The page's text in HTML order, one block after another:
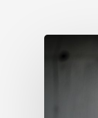
Workout
Wednesday
#45: